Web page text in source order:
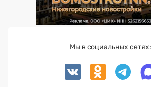
Мы в социальных сетях: